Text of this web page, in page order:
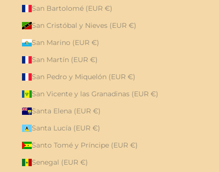
San Bartolomé (EUR €)
San Cristóbal y Nieves (EUR €)
San Marino (EUR €)
San Martín (EUR €)
San Pedro y Miquelón (EUR €)
San Vicente y las Granadinas (EUR €)
Santa Elena (EUR €)
Santa Lucía (EUR €)
Santo Tomé y Príncipe (EUR €)
Senegal (EUR €)